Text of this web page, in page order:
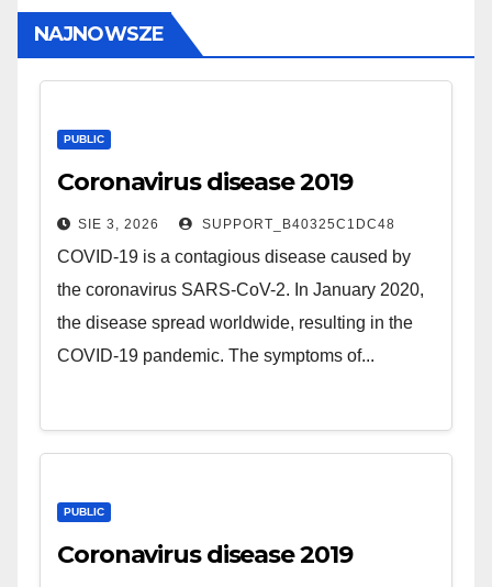
NAJNOWSZE
PUBLIC
Coronavirus disease 2019
SIE 3, 2026 SUPPORT_B40325C1DC48
COVID-19 is a contagious disease caused by
the coronavirus SARS-CoV-2. In January 2020,
the disease spread worldwide, resulting in the
COVID-19 pandemic. The symptoms of...
PUBLIC
Coronavirus disease 2019